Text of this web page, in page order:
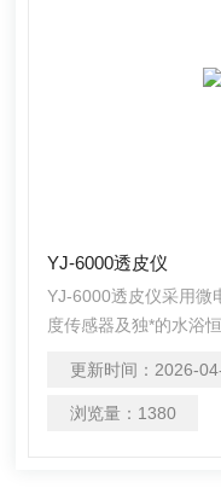
YJ-6000透皮仪
YJ-6000透皮仪采用微
度传感器及独*的水浴
校、科研单位及化妆
更新时间： 2026-
浏览量： 1380